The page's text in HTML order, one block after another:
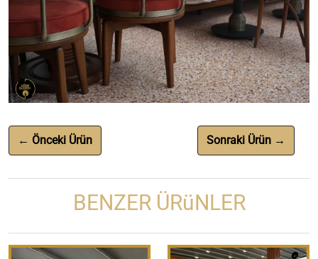
← Önceki Ürün Sonraki Ürün →
BENZER ÜRüNLER